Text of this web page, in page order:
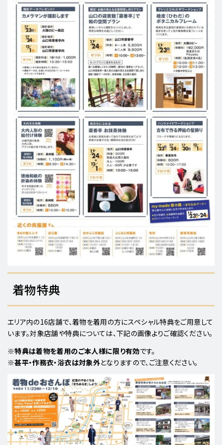
着物特典
エリア内の16店舗で、着物を着用の方にスペシャル特典をご用意して
います。対象店舗や特典については、下記の画像よりご確認ください。
※特典は着物を着用のご本人様に限り有効です。
※甚平・作務衣・浴衣は対象外となりますので、ご注意ください。